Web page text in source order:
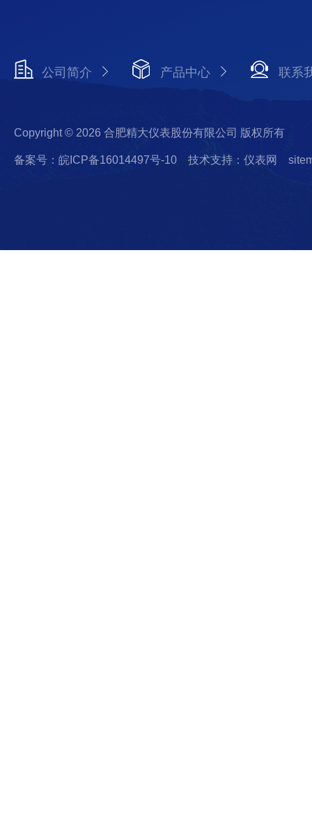
公司简介 产品中心 联系
Copyright © 2026 合肥精大仪表股份有限公司 版权所有
备案号：皖ICP备16014497号-10 技术支持：仪表网